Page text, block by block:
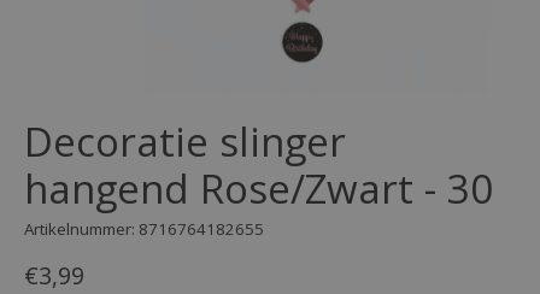
Decoratie slinger
hangend Rose/Zwart - 30
Artikelnummer: 8716764182655
€3,99